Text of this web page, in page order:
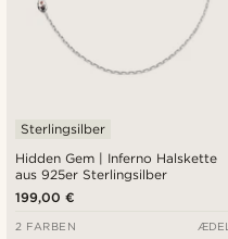
Hidden Gem | Inferno Halskette
aus 925er Sterlingsilber
Sterlingsilber
199,00 €
2 FARBEN ÆDEL